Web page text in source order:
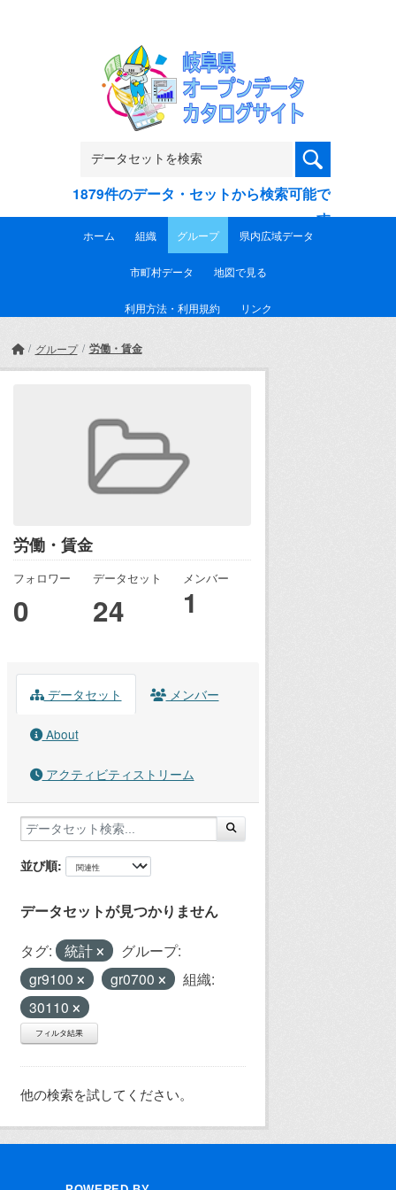
1879件のデータ・セットから検索可能で
す
ホーム 組織 グループ 県内広域データ
市町村データ 地図で見る
利用方法・利用規約 リンク
グループ 労働・賃金
労働・賃金
フォロワー
0
データセット
24
メンバー
1
データセット メンバー
About
アクティビティストリーム
並び順
データセットが見つかりません
タグ: 統計
グループ:
gr9100
gr0700
組織:
30110
フィルタ結果
他の検索を試してください。